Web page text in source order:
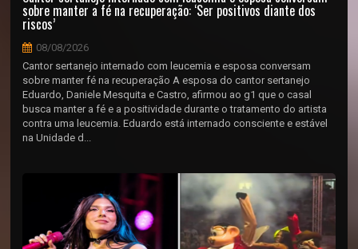
sobre manter a fé na recuperação: ‘Ser positivos diante dos
riscos’
08/08/2026
Cantor sertanejo internado com leucemia e esposa conversam
sobre manter fé na recuperação A esposa do cantor sertanejo
Eduardo, Daniele Mesquita e Castro, afirmou ao g1 que o casal
busca manter a fé e a positividade durante o tratamento do artista
contra uma leucemia. Eduardo está internado consciente e estável
na Unidade d...